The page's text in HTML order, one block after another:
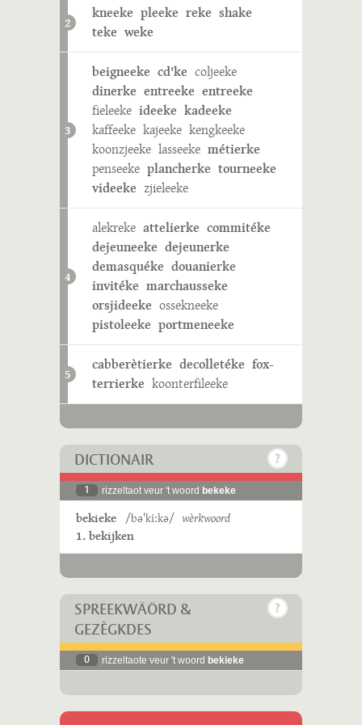
2
kneeke pleeke reke shake
teke weke
3
beigneeke cd'ke coljeeke
dinerke entreeke entreeke
fieleeke ideeke kadeeke
kaffeeke kajeeke kengkeeke
koonzjeeke lasseeke métierke
penseeke plancherke tourneeke
videeke zjieleeke
4
alekreke attelierke commitéke
dejeuneeke dejeunerke
demasquéke douanierke
invitéke marchausseke
orsjideeke ossekneeke
pistoleeke portmeneeke
5
cabberètierke decolletéke fox-
terrierke koonterfileeke
DICTIONAIR
1 rizzeltaot veur 't woord bekeke
bekieke /bəˈkiːkə/ wèrkwoord
1. bekijken
SPREEKWÄÖRD &
GEZÈGKDES
0 rizzeltaote veur 't woord bekieke